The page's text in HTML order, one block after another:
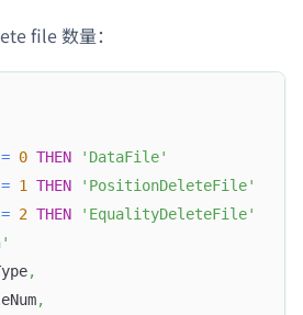
file 数量：
= 0 THEN
'DataFile'
= 1 THEN
'PositionDeleteFile'
= 2 THEN
'EqualityDeleteFile'
,
,